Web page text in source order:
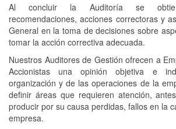
Al concluir la Auditoría se
recomendaciones, acciones correctoras y
General en la toma de decisiones sobre
tomar la acción correctiva adecuada.
Nuestros Auditores de Gestión ofrecen a
Accionistas una opinión objetiva e
organización y de las operaciones de la
definir áreas que requieren atención,
producir por su causa perdidas, fallos en la
empresa.